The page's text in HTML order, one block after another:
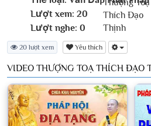
Lượt xem: 20
Lượt nghe: 0
20 lượt xem Yêu thích
VIDEO THƯỢNG TOẠ THÍCH ĐẠO